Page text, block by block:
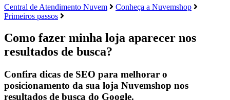
Central de Atendimento Nuvem
Conheça a Nuvemshop
Primeiros passos
Como fazer minha loja aparecer nos
resultados de busca?
Confira dicas de SEO para melhorar o
posicionamento da sua loja Nuvemshop nos
resultados de busca do Google.